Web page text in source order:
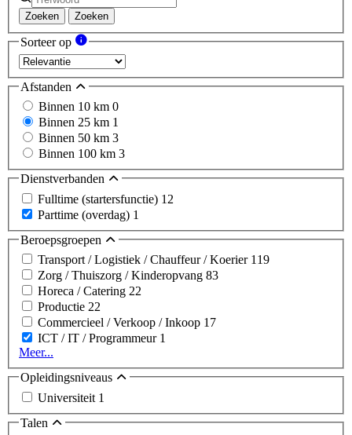
Zoeken Zoeken
Sorteer op
Afstanden
Binnen 10 km 0
Binnen 25 km 1
Binnen 50 km 3
Binnen 100 km 3
Dienstverbanden
Fulltime (startersfunctie) 12
Parttime (overdag) 1
Beroepsgroepen
Transport / Logistiek / Chauffeur / Koerier 119
Zorg / Thuiszorg / Kinderopvang 83
Horeca / Catering 22
Productie 22
Commercieel / Verkoop / Inkoop 17
ICT / IT / Programmeur 1
Meer...
Opleidingsniveaus
Universiteit 1
Talen